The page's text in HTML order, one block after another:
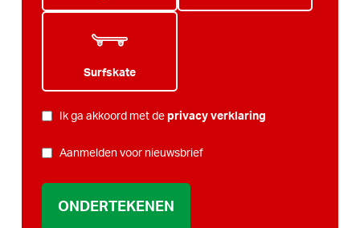
Surfskate
PRIVACYIk ga akkoord met de privacy verklaring
NIEUWSBRIEF
Aanmelden voor nieuwsbrief